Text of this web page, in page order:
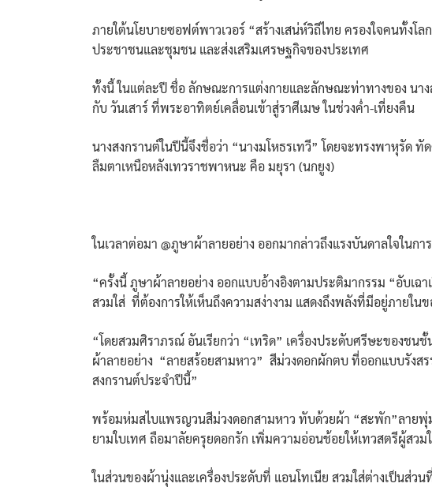
ภายใต้นโยบายซอฟต์พาวเวอร์ “สร้างเสน่ห์วิถีไทย ครองใจคนทั้งโ
ประชาชนและชุมชน และส่งเสริมเศรษฐกิจของประเทศ
ทั้งนี้ ในแต่ละปี ชื่อ ลักษณะการแต่งกายและลักษณะท่าทางของ นา
กับ วันเสาร์ ที่พระอาทิตย์เคลื่อนเข้าสู่ราศีเมษ ในช่วงค่ำ-เที่ยงคืน
นางสงกรานต์ในปีนี้จึงชื่อว่า “นางมโหธรเทวี” โดยจะทรงพาหุรั
ลืมตาเหนือหลังเทวราชพาหนะ คือ มยุรา (นกยูง)
ในเวลาต่อมา @ภูษาผ้าลายอย่าง ออกมากล่าวถึงแรงบันดาลใจในก
“ครั้งนี้ ภูษาผ้าลายอย่าง ออกแบบอ้างอิงตามประติมากรรม “อับเ
สวมใส่ ที่ต้องการให้เห็นถึงความสง่างาม แสดงถึงพลังที่มีอยู่ภายใ
“โดยสวมศิราภรณ์ อันเรียกว่า “เทริด” เครื่องประดับศรีษะของชน
ผ้าลายอย่าง “ลายสร้อยสามหาว” สีม่วงดอกผักตบ ที่ออกแบบรังส
สงกรานต์ประจำปีนี้”
พร้อมห่มสไบแพรญวนสีม่วงดอกสามหาว ทับด้วยผ้า “สะพัก”ลาย
ยามใบเทศ ถือมาลัยครุยดอกรัก เพิ่มความอ่อนช้อยให้เทวสตรีผู้สวม
ในส่วนของผ้านุ่งและเครื่องประดับที่ แอนโทเนีย สวมใส่ต่างเป็นส่